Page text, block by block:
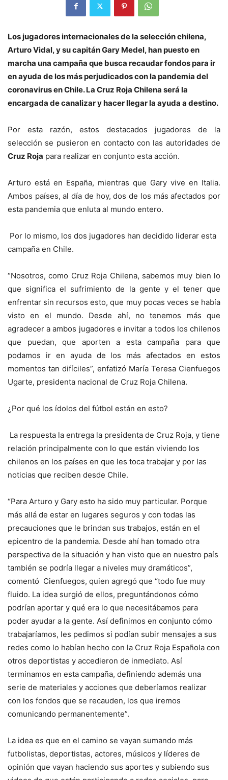
Los jugadores internacionales de la selección chilena,
Arturo Vidal, y su capitán Gary Medel, han puesto en
marcha una campaña que busca recaudar fondos para ir
en ayuda de los más perjudicados con la pandemia del
coronavirus en Chile. La Cruz Roja Chilena será la
encargada de canalizar y hacer llegar la ayuda a destino.
Por esta razón, estos destacados jugadores de la
selección se pusieron en contacto con las autoridades de
Cruz Roja para realizar en conjunto esta acción.
Arturo está en España, mientras que Gary vive en Italia.
Ambos países, al día de hoy, dos de los más afectados por
esta pandemia que enluta al mundo entero.
Por lo mismo, los dos jugadores han decidido liderar esta
campaña en Chile.
“Nosotros, como Cruz Roja Chilena, sabemos muy bien lo
que significa el sufrimiento de la gente y el tener que
enfrentar sin recursos esto, que muy pocas veces se había
visto en el mundo. Desde ahí, no tenemos más que
agradecer a ambos jugadores e invitar a todos los chilenos
que puedan, que aporten a esta campaña para que
podamos ir en ayuda de los más afectados en estos
momentos tan difíciles”, enfatizó María Teresa Cienfuegos
Ugarte, presidenta nacional de Cruz Roja Chilena.
¿Por qué los ídolos del fútbol están en esto?
La respuesta la entrega la presidenta de Cruz Roja, y tiene
relación principalmente con lo que están viviendo los
chilenos en los países en que les toca trabajar y por las
noticias que reciben desde Chile.
“Para Arturo y Gary esto ha sido muy particular. Porque
más allá de estar en lugares seguros y con todas las
precauciones que le brindan sus trabajos, están en el
epicentro de la pandemia. Desde ahí han tomado otra
perspectiva de la situación y han visto que en nuestro país
también se podría llegar a niveles muy dramáticos”,
comentó Cienfuegos, quien agregó que “todo fue muy
fluido. La idea surgió de ellos, preguntándonos cómo
podrían aportar y qué era lo que necesitábamos para
poder ayudar a la gente. Así definimos en conjunto cómo
trabajaríamos, les pedimos si podían subir mensajes a sus
redes como lo habían hecho con la Cruz Roja Española con
otros deportistas y accedieron de inmediato. Así
terminamos en esta campaña, definiendo además una
serie de materiales y acciones que deberíamos realizar
con los fondos que se recauden, los que iremos
comunicando permanentemente”.
La idea es que en el camino se vayan sumando más
futbolistas, deportistas, actores, músicos y líderes de
opinión que vayan haciendo sus aportes y subiendo sus